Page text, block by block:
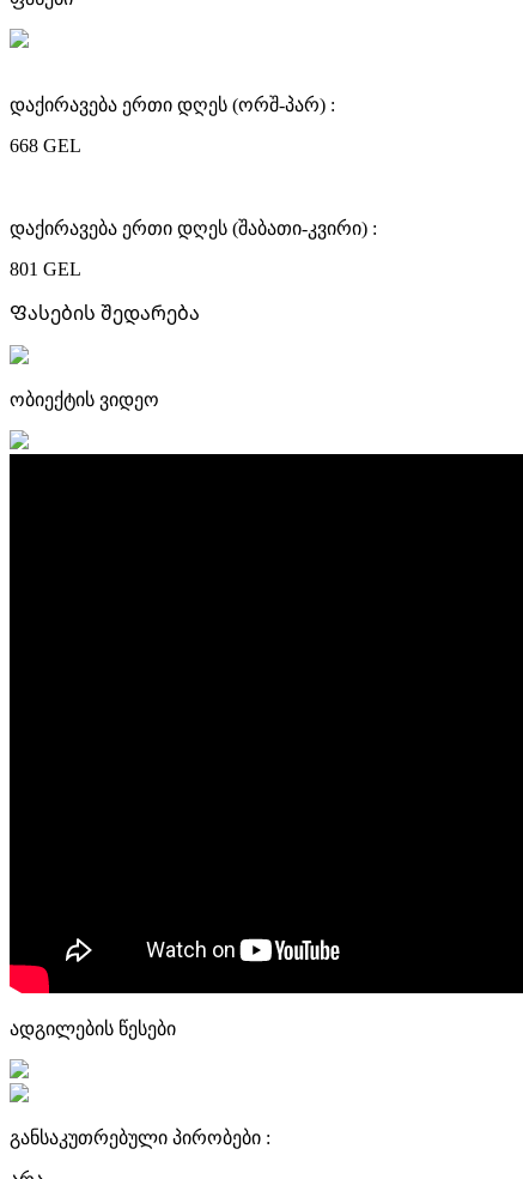
დაქირავება ერთი დღეს (ორშ-პარ) :
668 GEL
დაქირავება ერთი დღეს (შაბათი-კვირი) :
801 GEL
Ფასების შედარება
ობიექტის ვიდეო
ადგილების წესები
განსაკუთრებული პირობები :